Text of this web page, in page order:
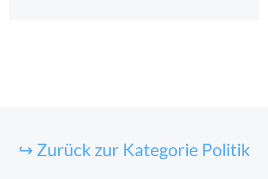
↪ Zurück zur Kategorie Politik